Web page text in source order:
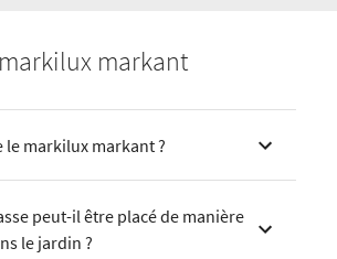
markant
le markilux markant ?
peut-il être placé de manière
le jardin ?